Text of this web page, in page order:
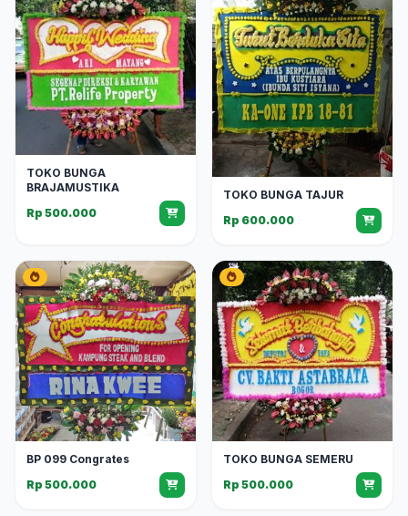
TOKO BUNGA
BRAJAMUSTIKA
Rp 500.000
TOKO BUNGA TAJUR
Rp 600.000
BP 099 Congrates
Rp 500.000
TOKO BUNGA SEMERU
Rp 500.000